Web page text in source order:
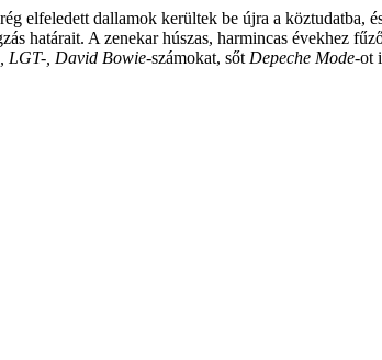
elfeledett dallamok kerültek be újra a köztudatba,
határait. A zenekar húszas, harmincas évekhez
LGT-, David Bowie-számokat, sőtDepeche Mode-ot